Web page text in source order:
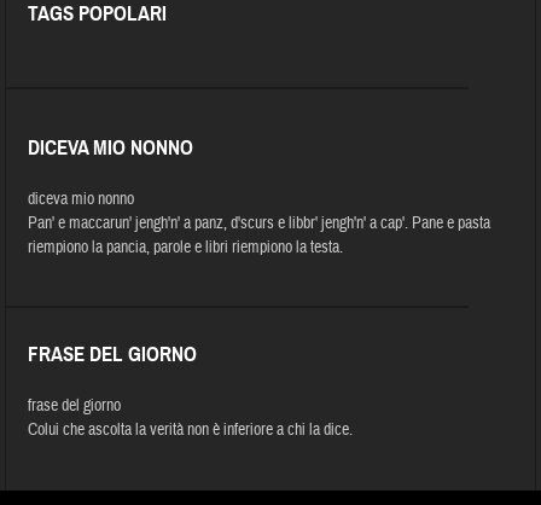
TAGS POPOLARI
DICEVA MIO NONNO
diceva mio nonno
Pan' e maccarun' jengh'n' a panz, d'scurs e libbr' jengh'n' a cap'. Pane e pasta
riempiono la pancia, parole e libri riempiono la testa.
FRASE DEL GIORNO
frase del giorno
Colui che ascolta la verità non è inferiore a chi la dice.